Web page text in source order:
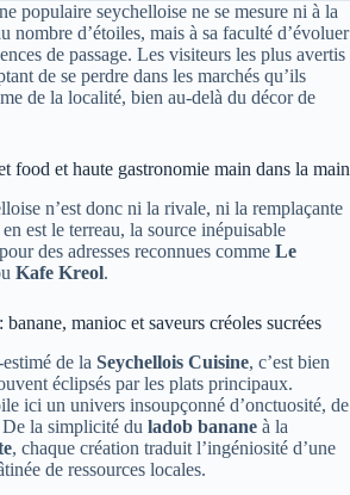
populaire seychelloise ne se mesure ni à la
nombre d’étoiles, mais à sa faculté d’évoluer
de passage. Les visiteurs les plus avertis
de se perdre dans les marchés qu’ils
de la localité, bien au-delà du décor de
food et haute gastronomie main dans la main
n’est donc ni la rivale, ni la remplaçante
est le terreau, la source inépuisable
des adresses reconnues comme Le
Kafe Kreol.
manioc et saveurs créoles sucrées
de la Seychellois Cuisine, c’est bien
éclipsés par les plats principaux.
ici un univers insoupçonné d’onctuosité, de
De la simplicité du ladob banane à la
, chaque création traduit l’ingéniosité d’une
de ressources locales.